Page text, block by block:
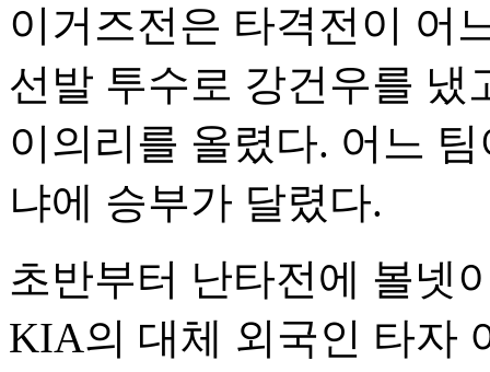
이거즈전은 타격전이 어
선발 투수로 강건우를
이의리를 올렸다. 어느
냐에 승부가 달렸다.
초반부터 난타전에 볼넷
KIA의 대체 외국인 타자